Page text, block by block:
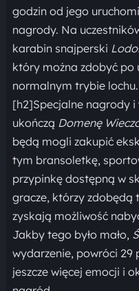
godzin od jego
nagrody. Na
karabin snajperski
który można zdobyć po
normalnym trybie lochu.
[h2]Specjalne nagrody
ukończą Domenę
będą mogli zakupić
tym bransoletkę,
przypinkę dostępną w
gracze, którzy zdobędą
zyskają możliwość
Jakby tego było mało,
wydarzenie, powróci 29
jeszcze więcej emocji i